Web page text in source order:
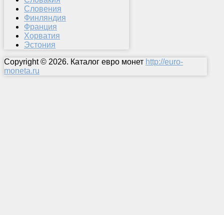
Словения
Финляндия
Франция
Хорватия
Эстония
Copyright © 2026. Каталог евро монет http://euro-
moneta.ru